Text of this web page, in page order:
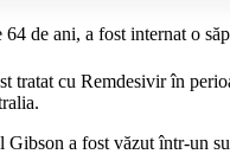
de ani, a fost internat o
tratat cu Remdesivir în
a fost văzut într-un